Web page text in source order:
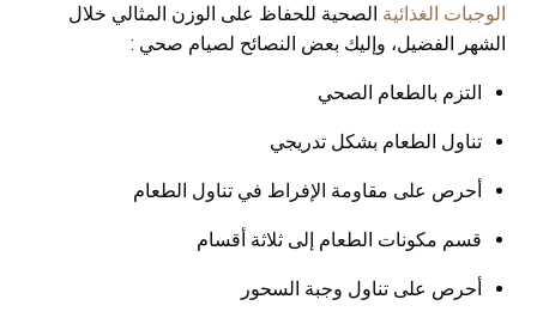
الوجبات الغذائية الصحية للحفاظ على الوزن المثالي خلال
الشهر الفضيل، وإليك بعض النصائح لصيام صحي :
التزم بالطعام الصحي
تناول الطعام بشكل تدريجي
أحرص على مقاومة الإفراط في تناول الطعام
قسم مكونات الطعام إلى ثلاثة أقسام
أحرص على تناول وجبة السحور